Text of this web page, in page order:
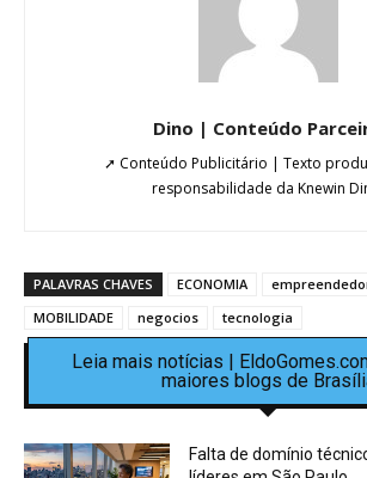
Dino | Conteúdo
➚ Conteúdo Publicitário | Texto
responsabilidade da Knewin
PALAVRAS CHAVES ECONOMIA
MOBILIDADE
negocios tecnologia
Leia mais notícias |
maiores blogs de
Falta de domínio